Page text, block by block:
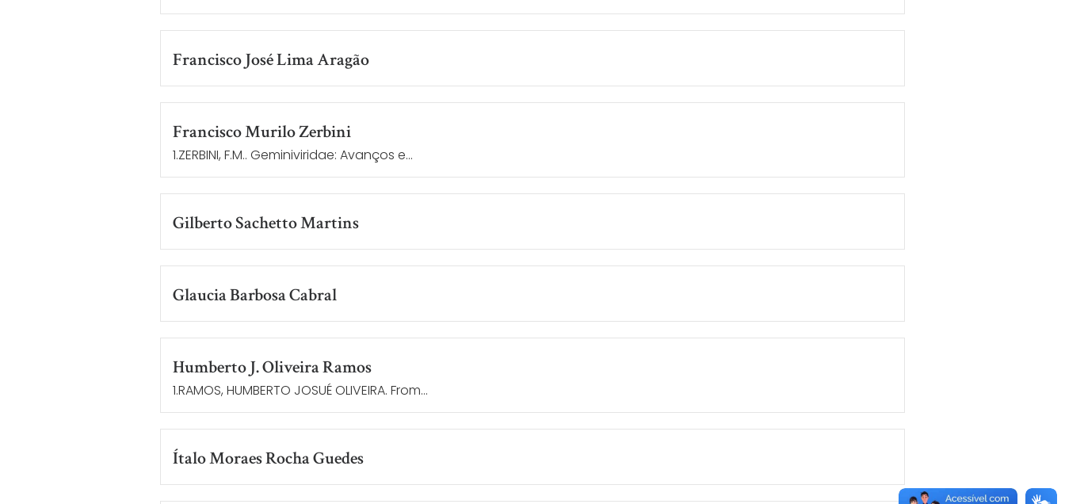
Francisco José Lima Aragão
Francisco Murilo Zerbini
1.ZERBINI, F.M.. Geminiviridae: Avanços e...
Gilberto Sachetto Martins
Glaucia Barbosa Cabral
Humberto J. Oliveira Ramos
1.RAMOS, HUMBERTO JOSUÉ OLIVEIRA. From...
Ítalo Moraes Rocha Guedes